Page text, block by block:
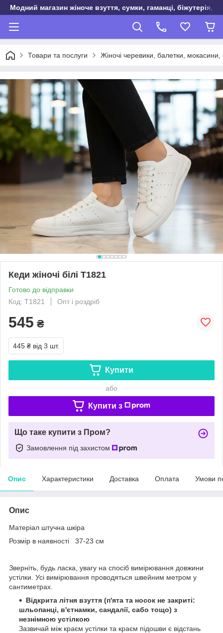
Модний магазин жіноче взуття, сумки, гаманці, біжутерія,
Товари та послуги Жіночі черевики, балетки, мокасини,
Кеди жіночі білі Т1821
Готово до відправки
Код: Т1821
Опт і роздріб
545 ₴
445 ₴ від 3 шт.
Купити
або
Купити з
Що таке купити з Пром?
Замовлення під захистом
Опис Характеристики Доставка Оплата Умови
Опис
Матеріал штучна шкіра
Розмір в наявності 37-23 см
Зверніть, будь ласка, увагу на спосіб вимірювання довжини
устілки. Усі вимірювання проводяться швейним метром у
сантиметрах.
Відкрита літня взуття (п'ята та носок не закриті:
шльопанці, в'єтнамки, сандалії, сабо тощо) з
незнімною устілкою
Зазвичай між краєм устілки та краєм підошви є відстань